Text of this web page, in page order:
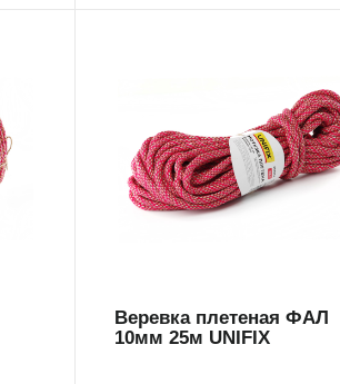
Веревка плетеная ФАЛ
10мм 25м UNIFIX
699594